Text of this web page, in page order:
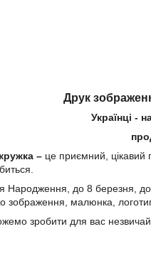
Друк
Українці -
– це приємний, цікавий
Народження, до 8 березня, до
зображення, малюнка,
зробити для вас